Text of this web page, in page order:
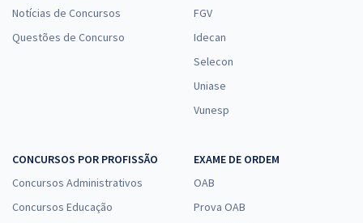
Notícias de Concursos
Questões de Concurso
FGV
Idecan
Selecon
Uniase
Vunesp
CONCURSOS POR PROFISSÃO
Concursos Administrativos
Concursos Educação
EXAME DE ORDEM
OAB
Prova OAB